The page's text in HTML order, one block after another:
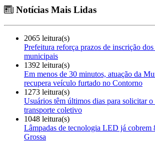
Notícias Mais Lidas
2065 leitura(s)
Prefeitura reforça prazos de inscrição
municipais
1392 leitura(s)
Em menos de 30 minutos, atuação da
recupera veículo furtado no Contorno
1273 leitura(s)
Usuários têm últimos dias para solicitar
transporte coletivo
1048 leitura(s)
Lâmpadas de tecnologia LED já cobrem
Grossa